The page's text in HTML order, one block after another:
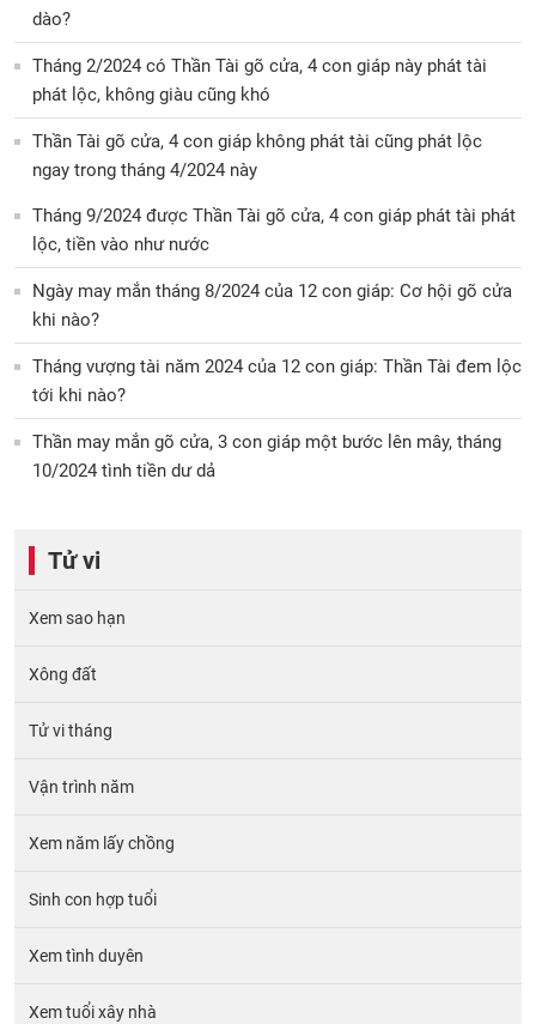
dào?
Tháng 2/2024 có Thần Tài gõ cửa, 4 con giáp này phát tài
phát lộc, không giàu cũng khó
Thần Tài gõ cửa, 4 con giáp không phát tài cũng phát lộc
ngay trong tháng 4/2024 này
Tháng 9/2024 được Thần Tài gõ cửa, 4 con giáp phát tài phát
lộc, tiền vào như nước
Ngày may mắn tháng 8/2024 của 12 con giáp: Cơ hội gõ cửa
khi nào?
Tháng vượng tài năm 2024 của 12 con giáp: Thần Tài đem lộc
tới khi nào?
Thần may mắn gõ cửa, 3 con giáp một bước lên mây, tháng
10/2024 tình tiền dư dả
Tử vi
Xem sao hạn
Xông đất
Tử vi tháng
Vận trình năm
Xem năm lấy chồng
Sinh con hợp tuổi
Xem tình duyên
Xem tuổi xây nhà